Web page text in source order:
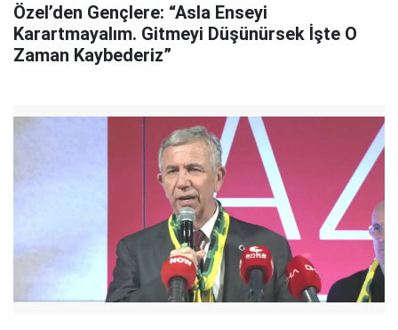
Özel’den Gençlere: “Asla Enseyi
Karartmayalım. Gitmeyi Düşünürsek İşte O
Zaman Kaybederiz”